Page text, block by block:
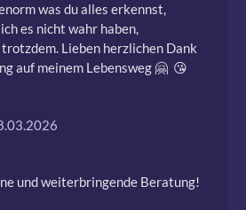
was du alles erkennst,
es nicht wahr haben,
Lieben herzlichen Dank
auf meinem Lebensweg 🤗  😘
und weiterbringende Beratung!